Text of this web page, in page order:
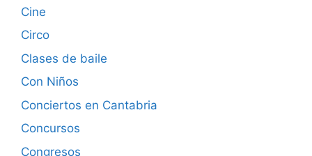
Cine
Circo
Clases de baile
Con Niños
Conciertos en Cantabria
Concursos
Congresos